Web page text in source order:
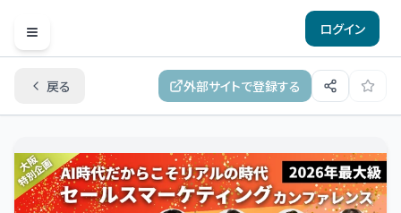
Open menu
ログイン
戻る 外部サイトで登録する